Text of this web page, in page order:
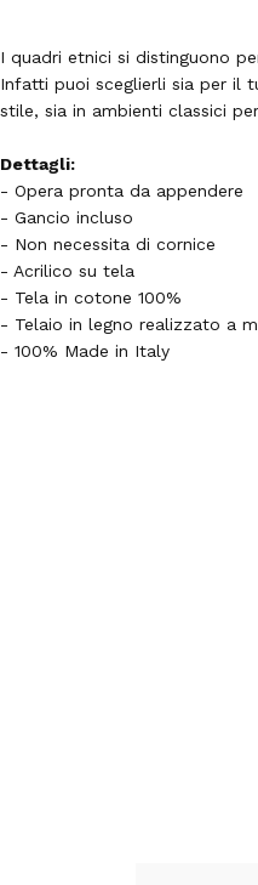
I quadri etnici si distinguono
Infatti puoi sceglierli sia per il
stile, sia in ambienti classici
Dettagli:
- Opera pronta da appendere
- Gancio incluso
- Non necessita di cornice
- Acrilico su tela
- Tela in cotone 100%
- Telaio in legno realizzato a
- 100% Made in Italy